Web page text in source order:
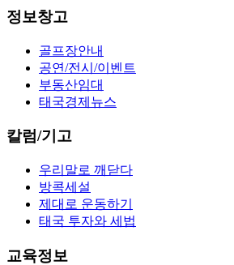
정보창고
골프장안내
공연/전시/이벤트
부동산임대
태국경제뉴스
칼럼/기고
우리말로 깨닫다
방콕세설
제대로 운동하기
태국 투자와 세법
교육정보